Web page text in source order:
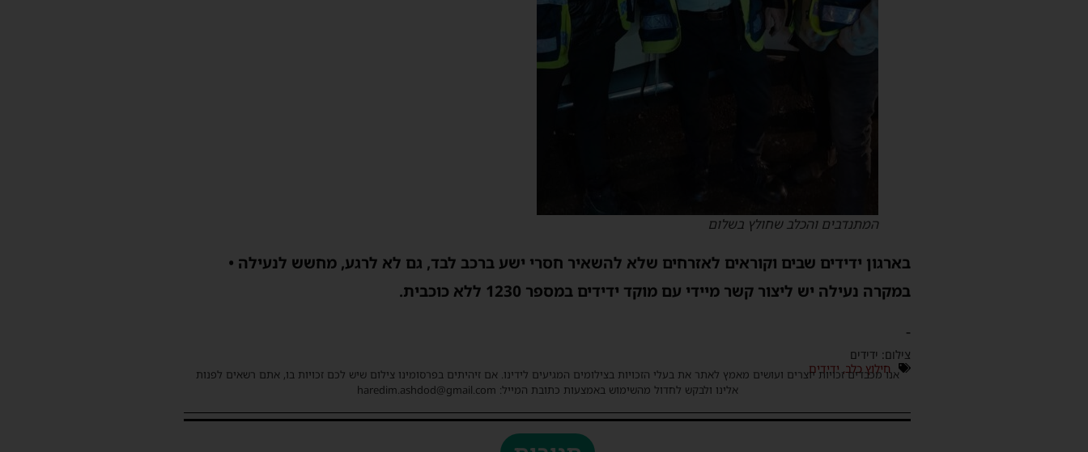
המתנדבים והכלב שחולץ בשלום
בארגון ידידים שבים וקוראים לאזרחים שלא להשאיר חסרי ישע ברכב לבד, גם לא לרגע, מחשש לנעילה •
במקרה נעילה יש ליצור קשר מיידי עם מוקד ידידים במספר 1230 ללא כוכבית.
-
צילום: ידידים
חילוץ כלב, ידידים
אנו מכבדים זכויות יוצרים ועושים מאמץ לאתר את בעלי הזכויות בצילומים המגיעים לידינו. אם זיהיתים בפרסומינו צילום שיש לכם זכויות בו, אתם רשאים לפנות
אלינו ולבקש לחדול מהשימוש באמצעות כתובת המייל: haredim.ashdod@gmail.com